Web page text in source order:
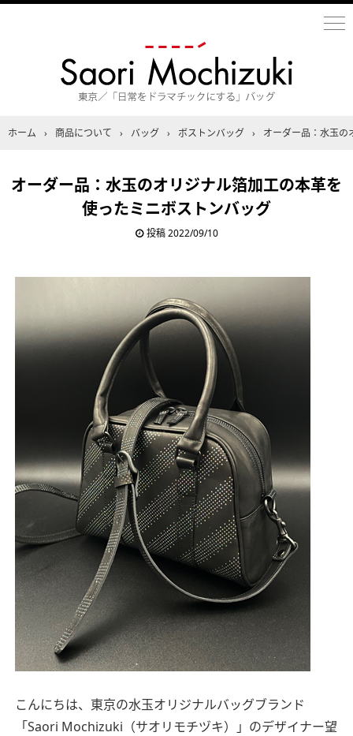
ホーム › 商品について › バッグ › ボストンバッグ › オーダー品：水玉の
オーダー品：水玉のオリジナル箔加工の本革を
使ったミニボストンバッグ
投稿2022/09/10
こんにちは、東京の水玉オリジナルバッグブランド
「Saori Mochizuki（サオリモチヅキ）」のデザイナー望